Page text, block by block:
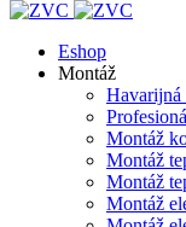
Eshop
Montáž
Havarijná
Montáž
Montáž
Montáž
Montáž